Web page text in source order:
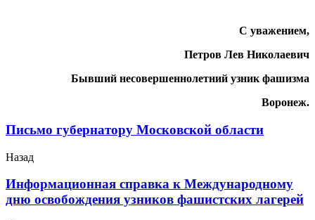
С уважением,
Петров Лев Николаевич
Бывший несовершеннолетний узник фашизма
Воронеж.
Письмо губернатору Московской области
Назад
Информационная справка к Международному
дню освобождения узников фашистских лагерей